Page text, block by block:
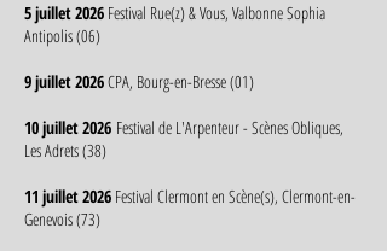
5 juillet 2026 Festival Rue(z) & Vous, Valbonne Sophia
Antipolis (06)
9 juillet 2026CPA, Bourg-en-Bresse (01)
10 juillet 2026 Festival de L'Arpenteur - Scènes Obliques,
Les Adrets (38)
11 juillet 2026 Festival Clermont en Scène(s), Clermont-en-
Genevois (73)